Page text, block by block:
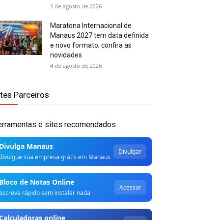
5 de agosto de 2026
Maratona Internacional de
Manaus 2027 tem data definida
e novo formato; confira as
novidades
4 de agosto de 2026
Parceiros
e sites recomendados
Manaus
sua empresa grátis em Manaus
Divulgar
de Notas Online
rápido sem instalar nada
Acessar
online